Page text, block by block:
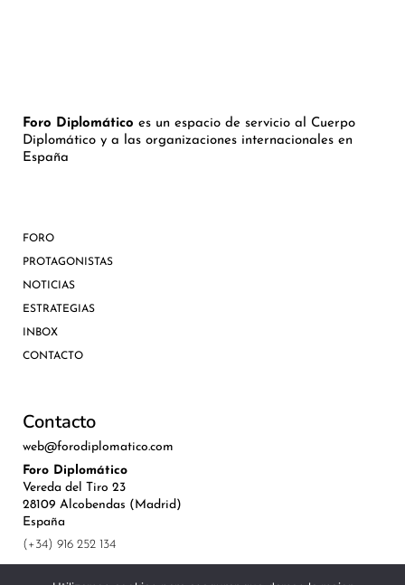
Foro Diplomático es un espacio de servicio al Cuerpo
Diplomático y a las organizaciones internacionales en
España
FORO
PROTAGONISTAS
NOTICIAS
ESTRATEGIAS
INBOX
CONTACTO
Contacto
web@forodiplomatico.com
Foro Diplomático
Vereda del Tiro 23
28109 Alcobendas (Madrid)
España
(+34) 916 252 134